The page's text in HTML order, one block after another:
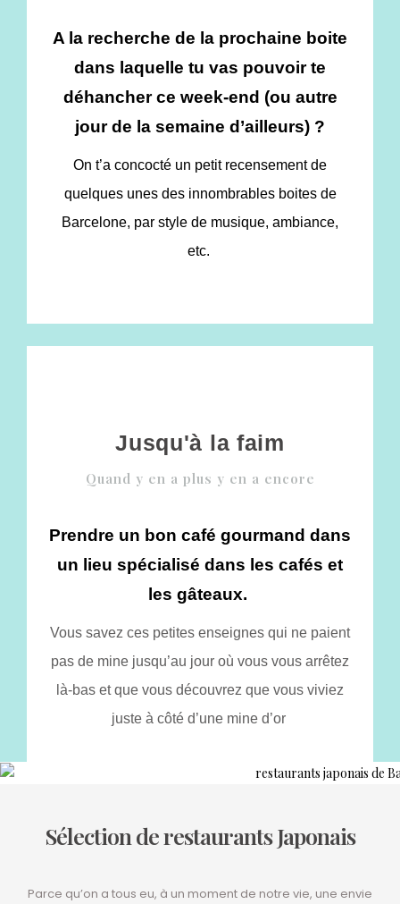
A la recherche de la prochaine boite
dans laquelle tu vas pouvoir te
déhancher ce week-end (ou autre
jour de la semaine d’ailleurs) ?
On t’a concocté un petit recensement de
quelques unes des innombrables boites de
Barcelone, par style de musique, ambiance,
etc.
Jusqu'à la faim
Quand y en a plus y en a encore
Prendre un bon café gourmand dans
un lieu spécialisé dans les cafés et
les gâteaux.
Vous savez ces petites enseignes qui ne paient
pas de mine jusqu’au jour où vous vous arrêtez
là-bas et que vous découvrez que vous viviez
juste à côté d’une mine d’or
Sélection de restaurants Japonais
Parce qu’on a tous eu, à un moment de notre vie, une envie